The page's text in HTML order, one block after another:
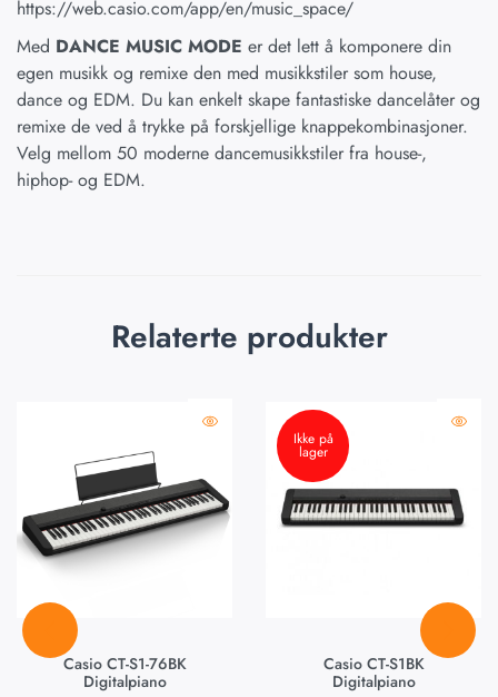
https://web.casio.com/app/en/music_space/
Med DANCE MUSIC MODE er det lett å komponere din
egen musikk og remixe den med musikkstiler som house,
dance og EDM. Du kan enkelt skape fantastiske dancelåter og
remixe de ved å trykke på forskjellige knappekombinasjoner.
Velg mellom 50 moderne dancemusikkstiler fra house-,
hiphop- og EDM.
Relaterte produkter
Casio CT-S1-76BK
Digitalpiano
Ikke på
lager
Casio CT-S1BK
Digitalpiano